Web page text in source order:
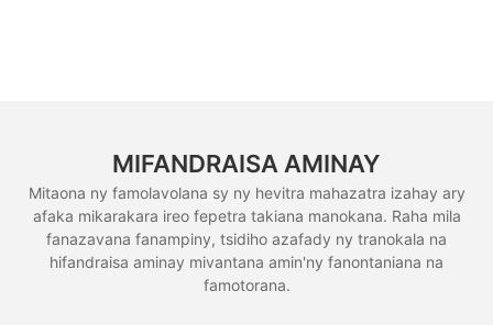
MIFANDRAISA AMINAY
Mitaona ny famolavolana sy ny hevitra mahazatra izahay ary
afaka mikarakara ireo fepetra takiana manokana. Raha mila
fanazavana fanampiny, tsidiho azafady ny tranokala na
hifandraisa aminay mivantana amin'ny fanontaniana na
famotorana.